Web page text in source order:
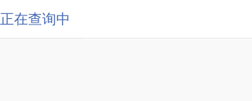
正在查询中